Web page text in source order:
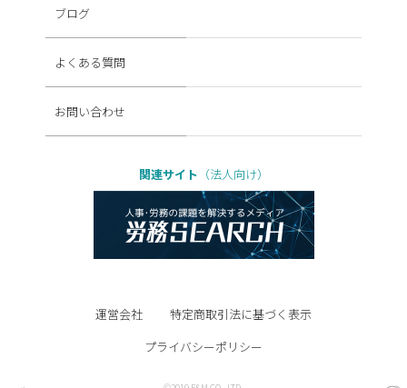
ブログ
よくある質問
お問い合わせ
関連サイト （法人向け）
運営会社
特定商取引法に基づく表示
プライバシーポリシー